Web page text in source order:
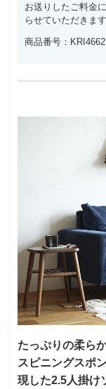
お送りしたご料金
らせていただきます
商品番号：KRI4662
たっぷりの柔ら
スピニングスポ
現した2.5人掛け